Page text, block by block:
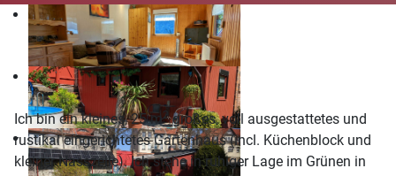
Ich bin ein kleines, 25 m2großes, voll ausgestattetes und
rustikal eingerichtetes Gartenhaus (incl. Küchenblock und
kleiner Nasszelle). Ich stehe in ruhiger Lage im Grünen in